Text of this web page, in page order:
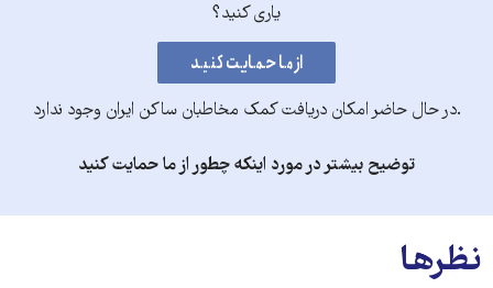
یاری کنید؟
.در حال حاضر امکان دریافت کمک مخاطبان ساکن ایران وجود ندارد
توضیح بیشتر در مورد اینکه چطور از ما حمایت کنید
نظرها